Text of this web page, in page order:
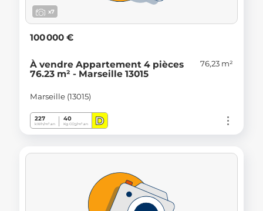
x7
100 000 €
À vendre Appartement 4 pièces
76.23 m² - Marseille 13015
76,23 m²
Marseille (13015)
227
kWh/m².an
40
Kg CO2/m².an D